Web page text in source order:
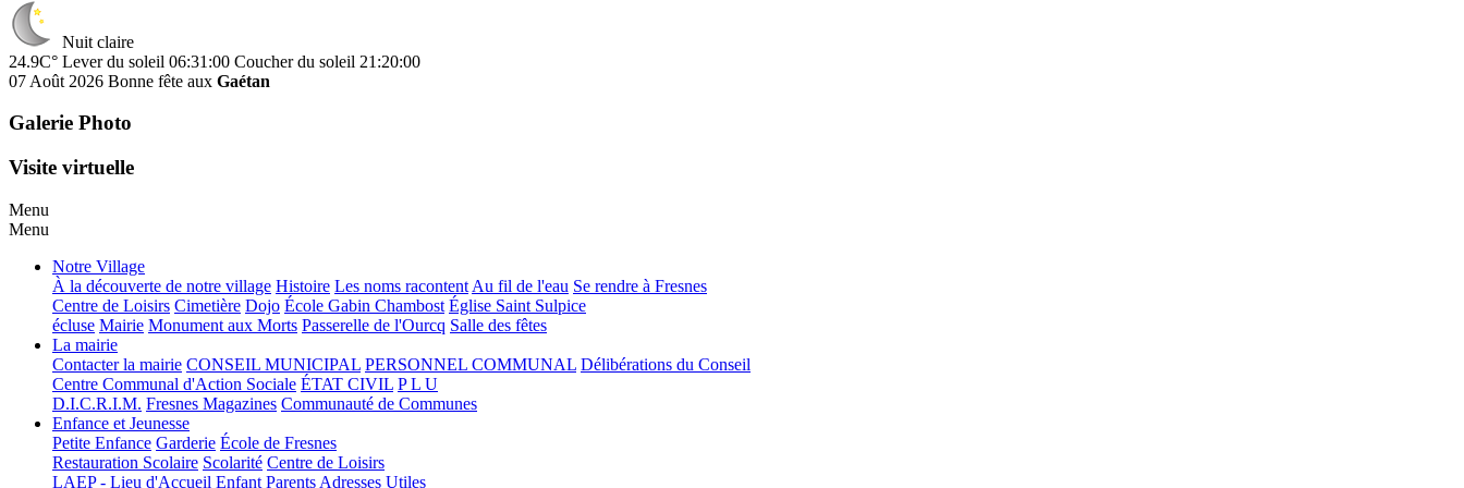
Nuit claire
24.9C° Lever du soleil 06:31:00 Coucher du soleil 21:20:00
07 Août 2026 Bonne fête aux Gaétan
Galerie Photo
Visite virtuelle
Menu
Menu
Notre Village
À la découverte de notre village Histoire Les noms racontent Au fil de l'eau Se rendre à Fresnes
Centre de Loisirs Cimetière Dojo École Gabin Chambost Église Saint Sulpice
écluse Mairie Monument aux Morts Passerelle de l'Ourcq Salle des fêtes
La mairie
Contacter la mairie CONSEIL MUNICIPAL PERSONNEL COMMUNAL Délibérations du Conseil
Centre Communal d'Action Sociale ÉTAT CIVIL P L U
D.I.C.R.I.M. Fresnes Magazines Communauté de Communes
Enfance et Jeunesse
Petite Enfance Garderie École de Fresnes
Restauration Scolaire Scolarité Centre de Loisirs
LAEP - Lieu d'Accueil Enfant Parents Adresses Utiles